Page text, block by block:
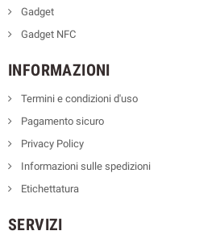
Gadget
Gadget NFC
INFORMAZIONI
Termini e condizioni d'uso
Pagamento sicuro
Privacy Policy
Informazioni sulle spedizioni
Etichettatura
SERVIZI